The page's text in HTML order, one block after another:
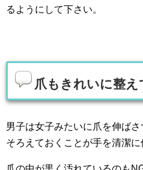
るようにして下さい。
爪もきれいに整え
男子は女子みたいに爪を伸ば
そろえておくことが手を清潔に